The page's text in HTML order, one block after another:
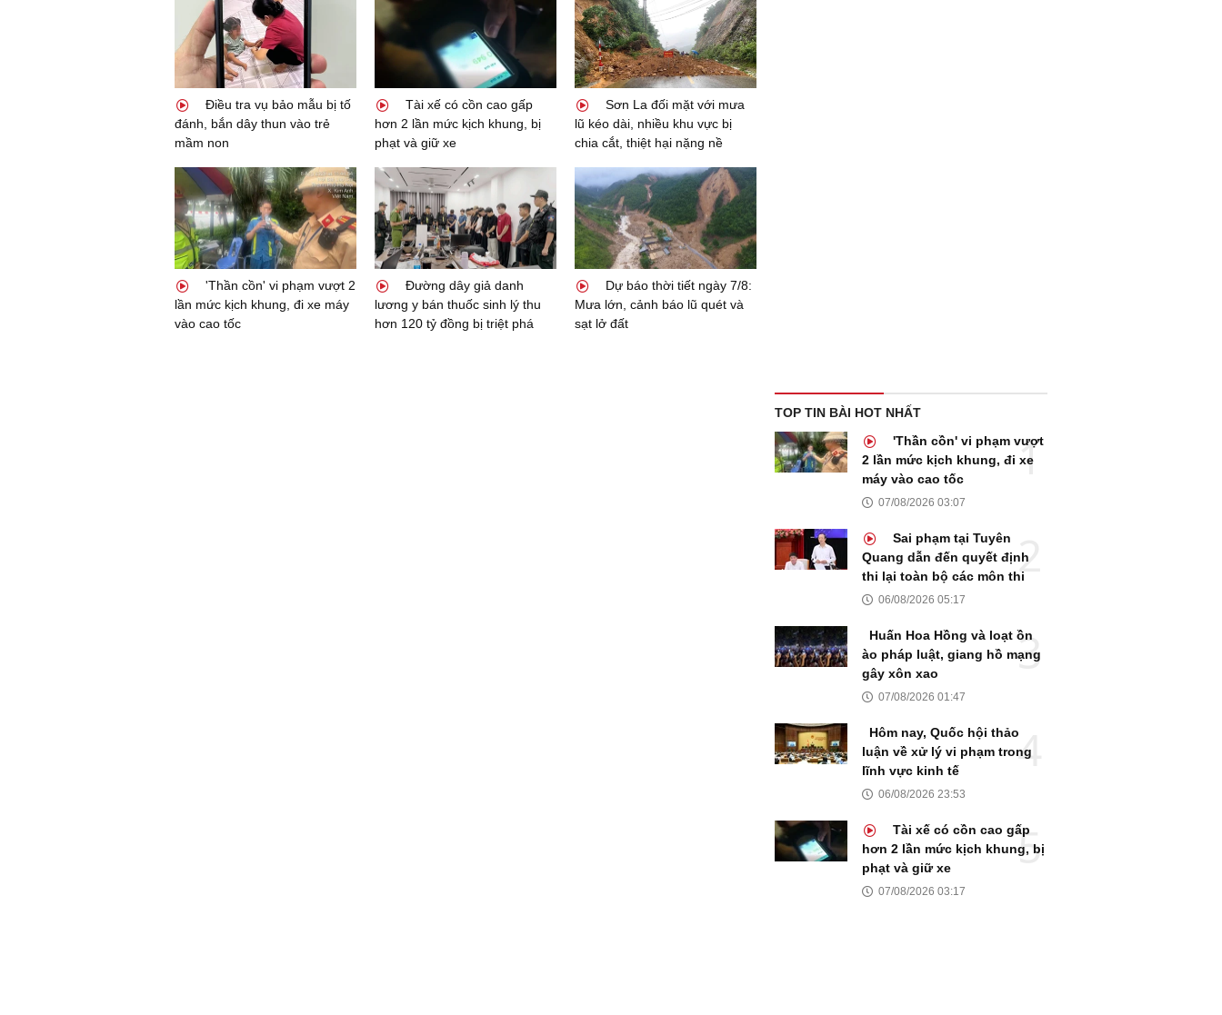
Điều tra vụ bảo mẫu bị tố
đánh, bắn dây thun vào trẻ
mầm non
Tài xế có cồn cao gấp
hơn 2 lần mức kịch khung, bị
phạt và giữ xe
Sơn La đối mặt với mưa
lũ kéo dài, nhiều khu vực bị
chia cắt, thiệt hại nặng nề
'Thần cồn' vi phạm vượt 2
lần mức kịch khung, đi xe máy
vào cao tốc
Đường dây giả danh
lương y bán thuốc sinh lý thu
hơn 120 tỷ đồng bị triệt phá
Dự báo thời tiết ngày 7/8:
Mưa lớn, cảnh báo lũ quét và
sạt lở đất
TOP TIN BÀI HOT NHẤT
'Thần cồn' vi phạm vượt
2 lần mức kịch khung, đi xe
máy vào cao tốc
07/08/2026 03:07
Sai phạm tại Tuyên
Quang dẫn đến quyết định
thi lại toàn bộ các môn thi
06/08/2026 05:17
Huấn Hoa Hồng và loạt ồn
ào pháp luật, giang hồ mạng
gây xôn xao
07/08/2026 01:47
Hôm nay, Quốc hội thảo
luận về xử lý vi phạm trong
lĩnh vực kinh tế
06/08/2026 23:53
Tài xế có cồn cao gấp
hơn 2 lần mức kịch khung, bị
phạt và giữ xe
07/08/2026 03:17